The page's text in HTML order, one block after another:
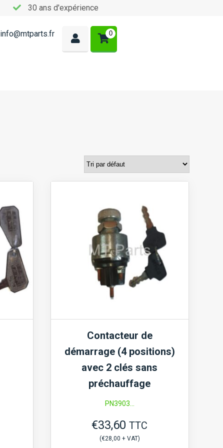
30 ans d'expérience
info@mtparts.fr 0
Contacteur de
démarrage (4 positions)
avec 2 clés sans
préchauffage
PN3903...
€33,60 TTC
(€28,00 + VAT)